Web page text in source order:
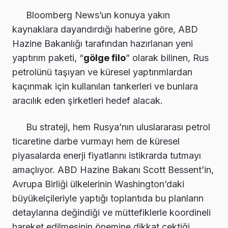
Bloomberg News’un konuya yakın
kaynaklara dayandırdığı haberine göre, ABD
Hazine Bakanlığı tarafından hazırlanan yeni
yaptırım paketi, “gölge filo” olarak bilinen, Rus
petrolünü taşıyan ve küresel yaptırımlardan
kaçınmak için kullanılan tankerleri ve bunlara
aracılık eden şirketleri hedef alacak.
Bu strateji, hem Rusya’nın uluslararası petrol
ticaretine darbe vurmayı hem de küresel
piyasalarda enerji fiyatlarını istikrarda tutmayı
amaçlıyor. ABD Hazine Bakanı Scott Bessent’in,
Avrupa Birliği ülkelerinin Washington’daki
büyükelçileriyle yaptığı toplantıda bu planların
detaylarına değindiği ve müttefiklerle koordineli